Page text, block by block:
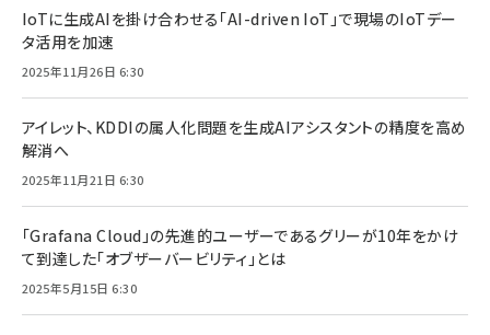
IoTに生成AIを掛け合わせる「AI-driven IoT」で現場のIoTデー
タ活用を加速
2025年11月26日 6:30
アイレット、KDDIの属人化問題を生成AIアシスタントの精度を高め
解消へ
2025年11月21日 6:30
「Grafana Cloud」の先進的ユーザーであるグリーが10年をかけ
て到達した「オブザーバービリティ」とは
2025年5月15日 6:30